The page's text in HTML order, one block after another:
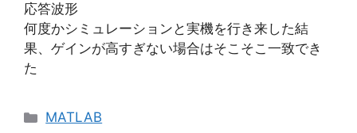
応答波形
何度かシミュレーションと実機を行き来した結
果、ゲインが高すぎない場合はそこそこ一致でき
た
カ
MATLAB